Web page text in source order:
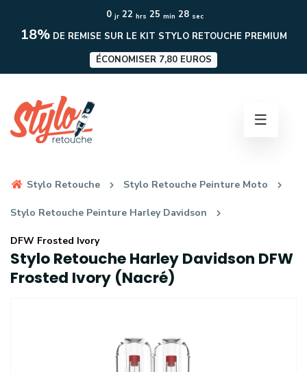
0 jr22 hrs 25 min 27 sec
18%DE REMISE SUR LE KIT STYLO RETOUCHE PREMIUM
ÉCONOMISER 7,80 EUROS
Stylo Retouche Stylo Retouche Peinture Moto
Stylo Retouche Peinture Harley Davidson
DFW Frosted Ivory
Stylo Retouche Harley Davidson DFW
Frosted Ivory (Nacré)